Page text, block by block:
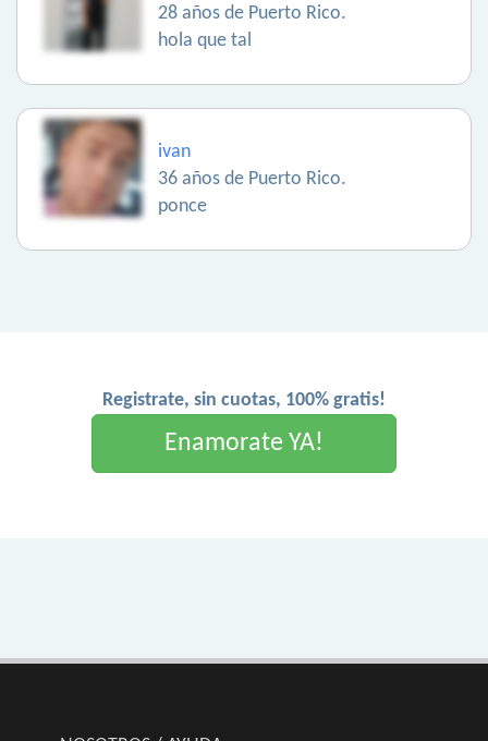
28 años de Puerto Rico.
hola que tal
ivan
36 años de Puerto Rico.
ponce
Registrate, sin cuotas, 100% gratis!
Enamorate YA!